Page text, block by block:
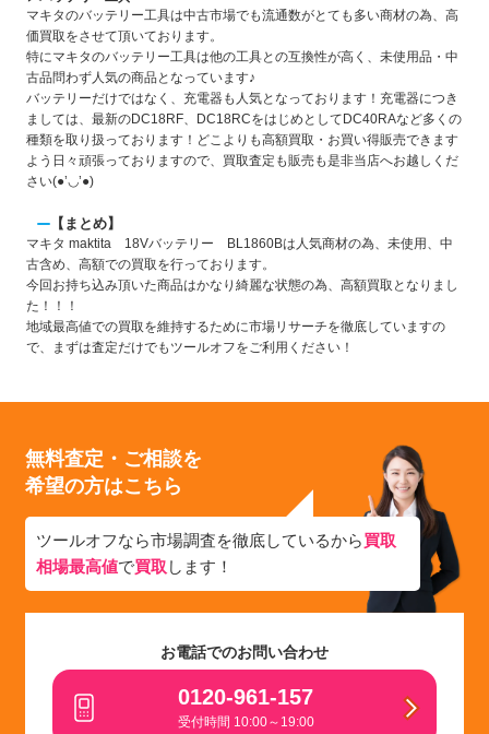
マキタのバッテリー工具は中古市場でも流通数がとても多い商材の為、高
価買取をさせて頂いております。
特にマキタのバッテリー工具は他の工具との互換性が高く、未使用品・中
古品問わず人気の商品となっています♪
バッテリーだけではなく、充電器も人気となっております！充電器につき
ましては、最新のDC18RF、DC18RCをはじめとしてDC40RAなど多くの
種類を取り扱っております！どこよりも高額買取・お買い得販売できます
よう日々頑張っておりますので、買取査定も販売も是非当店へお越しくだ
さい(●’◡’●)
【まとめ】
マキタ maktita 18Vバッテリー BL1860Bは人気商材の為、未使用、中
古含め、高額での買取を行っております。
今回お持ち込み頂いた商品はかなり綺麗な状態の為、高額買取となりまし
た！！！
地域最高値での買取を維持するために市場リサーチを徹底していますの
で、まずは査定だけでもツールオフをご利用ください！
無料査定・ご相談を
希望の方はこちら
ツールオフなら市場調査を徹底しているから買取
相場最高値で買取 します！
お電話でのお問い合わせ
0120-961-157
受付時間 10:00～19:00